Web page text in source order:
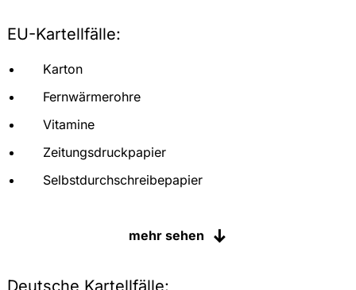
EU-Kartellfälle:
Karton
Fernwärmerohre
Vitamine
Zeitungsdruckpapier
Selbstdurchschreibepapier
mehr sehen
Deutsche Kartellfälle: